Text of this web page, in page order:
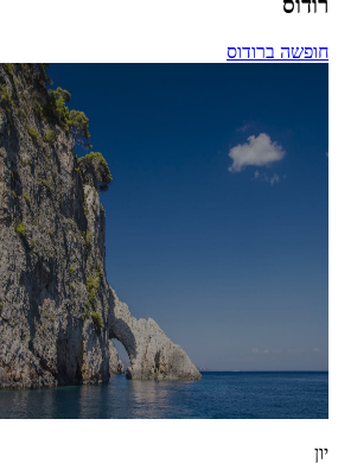
רודוס
חופשה ברודוס
יון